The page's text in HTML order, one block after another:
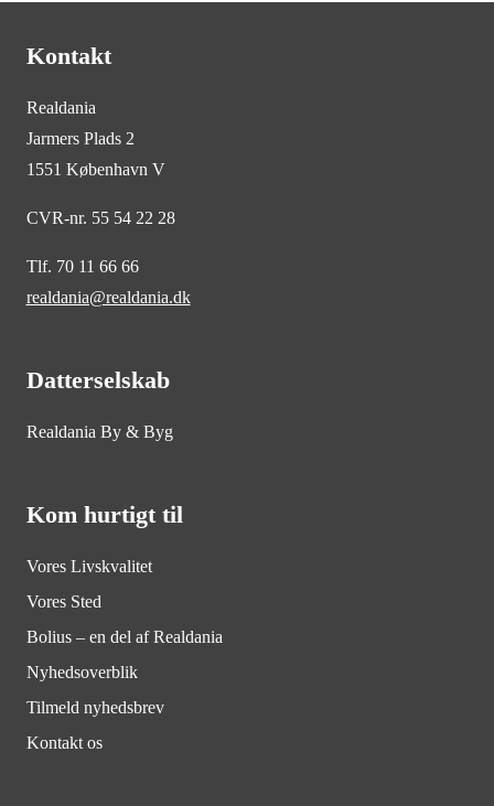
Kontakt
Realdania
Jarmers Plads 2
1551 København V
CVR-nr. 55 54 22 28
Tlf. 70 11 66 66
realdania@realdania.dk
Datterselskab
Realdania By & Byg
Kom hurtigt til
Vores Livskvalitet
Vores Sted
Bolius – en del af Realdania
Nyhedsoverblik
Tilmeld nyhedsbrev
Kontakt os